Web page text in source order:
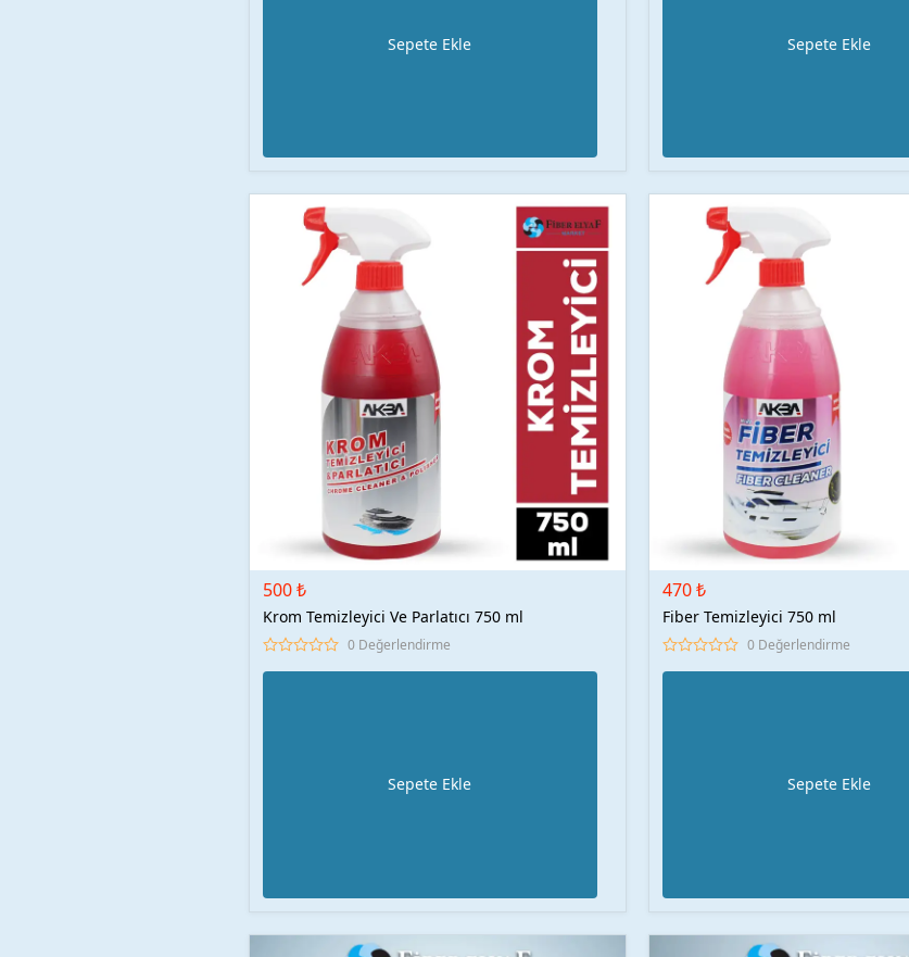
Sepete Ekle Sepete Ekle
500 ₺
Krom Temizleyici Ve Parlatıcı 750 ml
0 Değerlendirme
Sepete Ekle
470 ₺
Fiber Temizleyici 750 ml
0 Değerlendirme
Sepete Ekle